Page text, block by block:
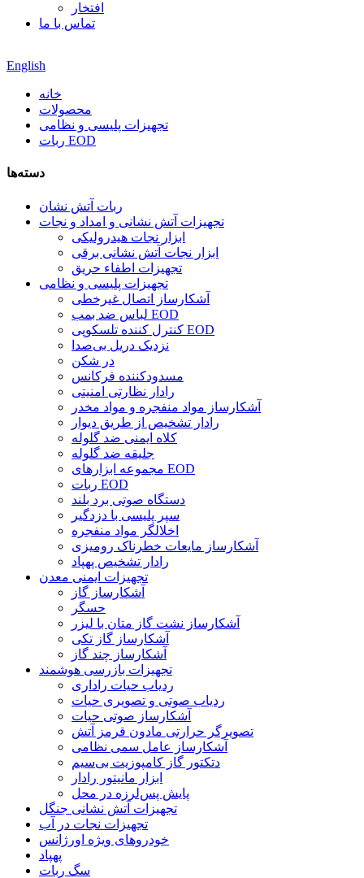
افتخار
تماس با ما
English
خانه
محصولات
تجهیزات پلیسی و نظامی
ربات EOD
دسته‌ها
ربات آتش نشان
تجهیزات آتش نشانی و امداد و نجات
ابزار نجات هیدرولیکی
ابزار نجات آتش نشانی برقی
تجهیزات اطفاء حریق
تجهیزات پلیسی و نظامی
آشکارساز اتصال غیرخطی
لباس ضد بمب EOD
کنترل کننده تلسکوپی EOD
نزدیک دریل بی‌صدا
در شکن
مسدودکننده فرکانس
رادار نظارتی امنیتی
آشکارساز مواد منفجره و مواد مخدر
رادار تشخیص از طریق دیوار
کلاه ایمنی ضد گلوله
جلیقه ضد گلوله
مجموعه ابزارهای EOD
ربات EOD
دستگاه صوتی برد بلند
سپر پلیسی با دزدگیر
اخلالگر مواد منفجره
آشکارساز مایعات خطرناک رومیزی
رادار تشخیص پهپاد
تجهیزات ایمنی معدن
آشکارساز گاز
حسگر
آشکارساز نشت گاز متان با لیزر
آشکارساز گاز تکی
آشکارساز چند گاز
تجهیزات بازرسی هوشمند
ردیاب حیات راداری
ردیاب صوتی و تصویری حیات
آشکارساز صوتی حیات
تصویرگر حرارتی مادون قرمز آتش
آشکارساز عامل سمی نظامی
دتکتور گاز کامپوزیت بی‌سیم
ابزار مانیتور رادار
پایش پس‌لرزه در محل
تجهیزات آتش نشانی جنگل
تجهیزات نجات در آب
خودروهای ویژه اورژانس
پهپاد
سگ ربات